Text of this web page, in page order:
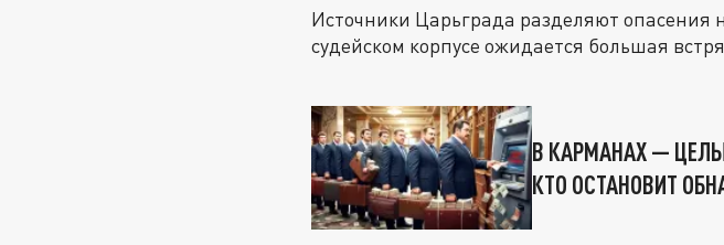
Источники Царьграда разделяют опасения
судейском корпусе ожидается большая
В КАРМАНАХ —
КТО ОСТАНОВИТ